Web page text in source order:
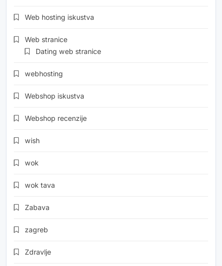
Web hosting iskustva
Web stranice
Dating web stranice
webhosting
Webshop iskustva
Webshop recenzije
wish
wok
wok tava
Zabava
zagreb
Zdravlje